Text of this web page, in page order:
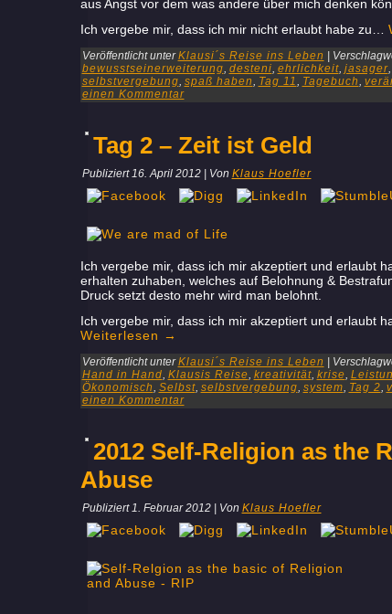
aus Angst vor dem was andere über mich denken
Ich vergebe mir, dass ich mir nicht erlaubt habe zu…
Veröffentlicht unter Klausi´s Reise ins Leben
bewusstseinerweiterung, desteni, ehrlichkeit, jasager,
selbstvergebung, spaß haben, Tag 11, Tagebuch,
einen Kommentar
Tag 2 – Zeit ist Geld
Publiziert 16. April 2012| Von Klaus Hoefler
Ich vergebe mir, dass ich mir akzeptiert und erlaubt
erhalten zuhaben, welches auf Belohnung &
Druck setzt desto mehr wird man belohnt.
Ich vergebe mir, dass ich mir akzeptiert und erlaubt
Weiterlesen →
Veröffentlicht unter Klausi´s Reise ins Leben
Hand in Hand, Klausis Reise, kreativität, krise,
Ökonomisch, Selbst, selbstvergebung, system, Tag 2,
einen Kommentar
2012 Self-Religion as the
Abuse
Publiziert 1. Februar 2012| Von Klaus Hoefler